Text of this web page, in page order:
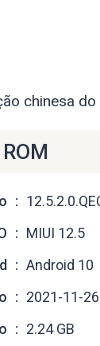
chinesa
MIUI 12.5
Android 10
2021-11-26
2.24 GB